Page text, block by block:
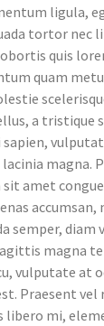
ligula,
tortor nec
quis
quam
a tristique
sapien,
magna.
amet
accumsan,
semper,
magna
vulputate at
Praesent
libero mi,